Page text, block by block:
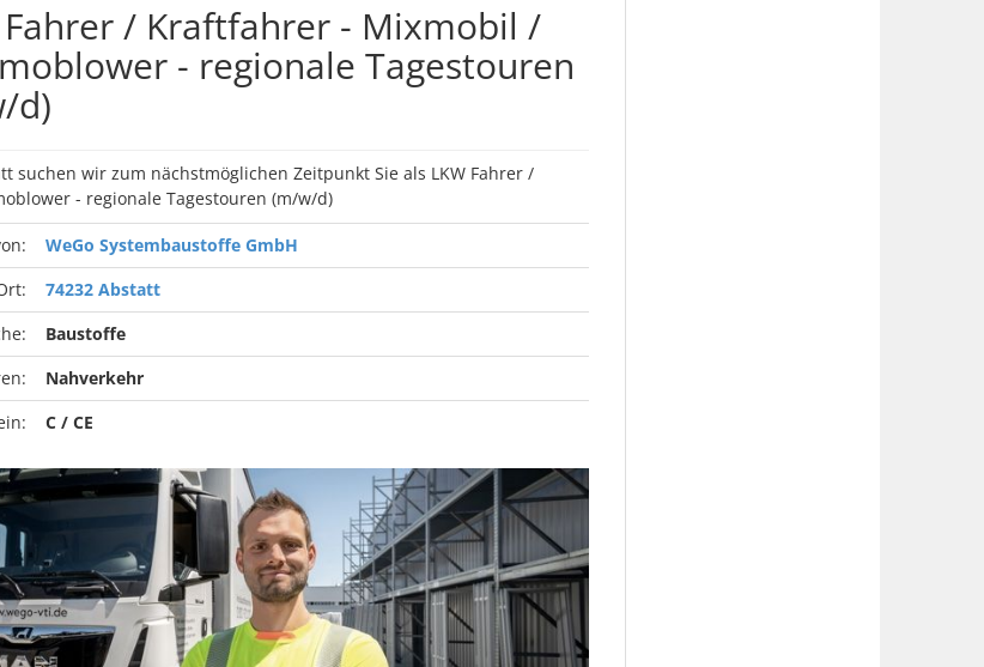
Fahrer / Kraftfahrer - Mixmobil /
- regionale Tagestouren
d)
suchen wir zum nächstmöglichen Zeitpunkt Sie als LKW Fahrer /
- regionale Tagestouren (m/w/d)
WeGo Systembaustoffe GmbH
74232 Abstatt
Baustoffe
Nahverkehr
C / CE